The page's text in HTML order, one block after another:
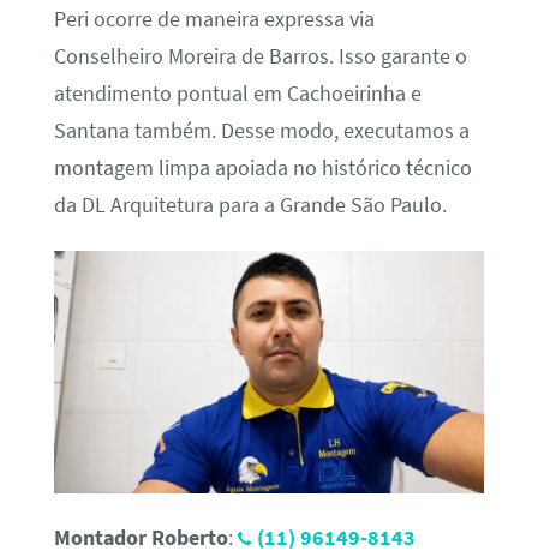
Peri ocorre de maneira expressa via
Conselheiro Moreira de Barros. Isso garante o
atendimento pontual em Cachoeirinha e
Santana também. Desse modo, executamos a
montagem limpa apoiada no histórico técnico
da DL Arquitetura para a Grande São Paulo.
Montador Roberto:
(11) 96149-8143